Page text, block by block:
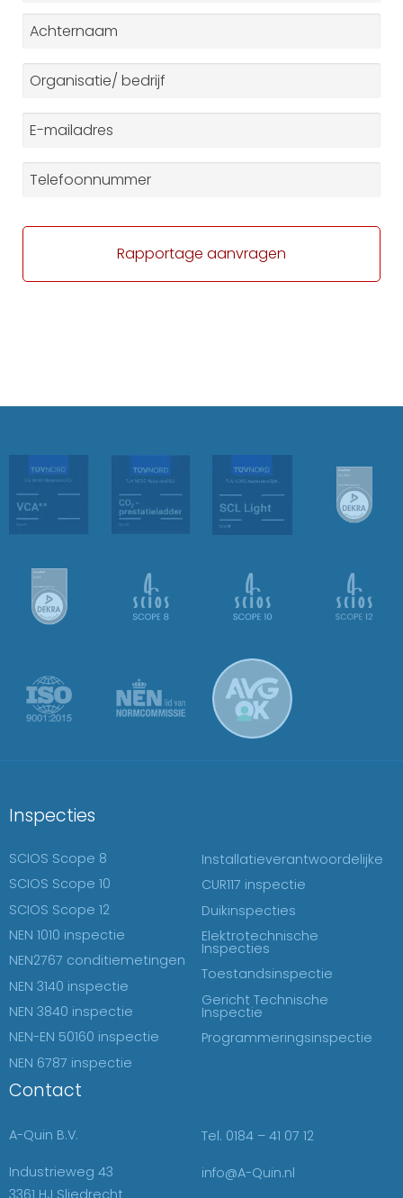
Voornaam
Organisatie
bedrijf *
E-
mailadres *
Telefoonnummer
Inspecties
SCIOS Scope 8
SCIOS Scope 10
SCIOS Scope 12
NEN 1010 inspectie
NEN2767 conditiemetingen
NEN 3140 inspectie
NEN 3840 inspectie
NEN-EN 50160 inspectie
NEN 6787 inspectie
Installatieverantwoordelijke
CUR117 inspectie
Duikinspecties
Elektrotechnische
Inspecties
Toestandsinspectie
Gericht Technische
Inspectie
Programmeringsinspectie
Contact
A-Quin B.V.
Industrieweg 43
3361 HJ Sliedrecht
Tel. 0184 – 41 07 12
info@A-Quin.nl